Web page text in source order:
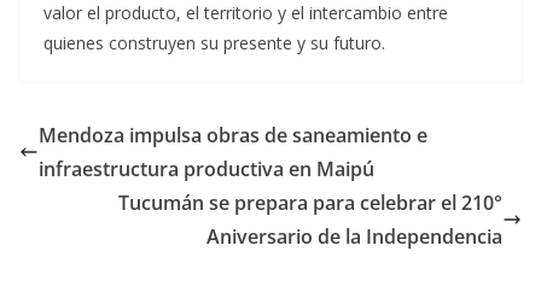
valor el producto, el territorio y el intercambio entre
quienes construyen su presente y su futuro.
Mendoza impulsa obras de saneamiento e
infraestructura productiva en Maipú
Tucumán se prepara para celebrar el 210°
Aniversario de la Independencia